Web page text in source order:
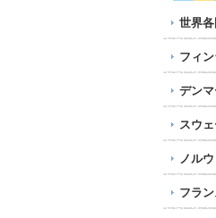
世界各
フィ
デン
スウ
ノル
フラ